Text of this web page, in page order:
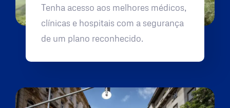
Tenha acesso aos melhores médicos,
clínicas e hospitais com a segurança
de um plano reconhecido.